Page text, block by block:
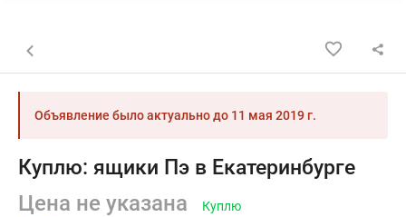
Назад к списку объявлений
Объявление было актуально до 11 мая 2019 г.
Куплю: ящики Пэ в Екатеринбурге
Цена не указана Куплю